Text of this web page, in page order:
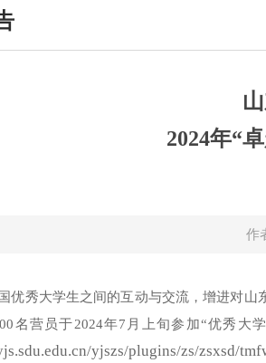
2024年“
作
优秀大学生之间的互动与交流，增进对
名营员于2024年7月上旬参加“优秀大
yjszs/plugins/zs/zsxsd/